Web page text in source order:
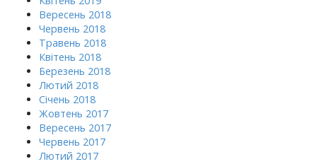
Вересень 2018
Червень 2018
Травень 2018
Квітень 2018
Березень 2018
Лютий 2018
Січень 2018
Жовтень 2017
Вересень 2017
Червень 2017
Лютий 2017